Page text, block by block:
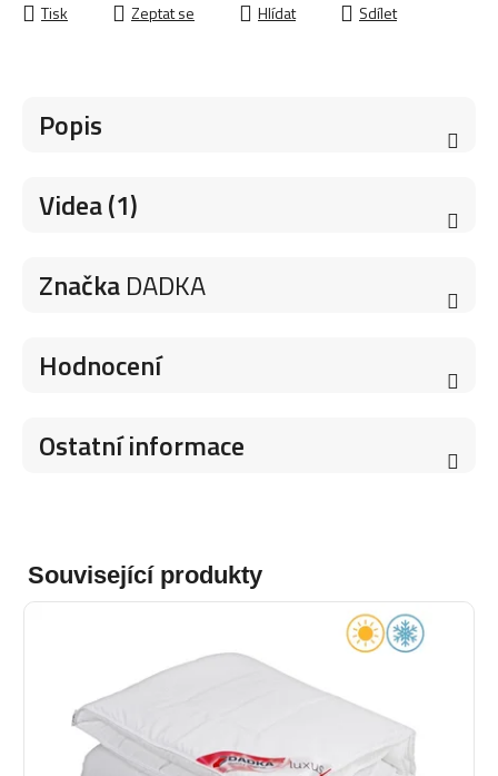
Tisk
Zeptat se Hlídat Sdílet
Popis
Videa (1)
ZnačkaDADKA
Hodnocení
Ostatní informace
Související produkty